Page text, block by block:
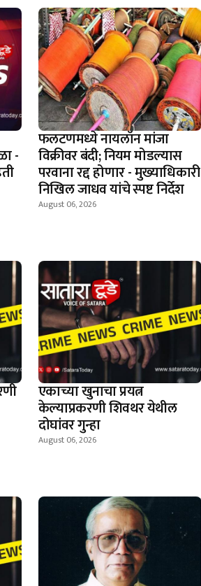
-
फलटणमध्ये नायलॉन मांजा
विक्रीवर बंदी; नियम मोडल्यास
परवाना रद्द होणार - मुख्याधिकारी
निखिल जाधव यांचे स्पष्ट निर्देश
August 06, 2026
एकाच्या खुनाचा प्रयत्न
केल्याप्रकरणी शिवथर येथील
दोघांवर गुन्हा
August 06, 2026